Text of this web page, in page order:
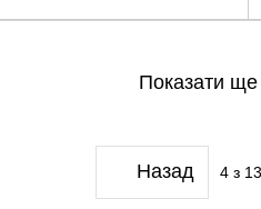
Показати ще
Назад 4з 13